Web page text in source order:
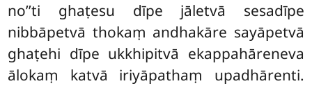
no’’ti ghaṭesu dīpe jāletvā sesadīpe
nibbāpetvā thokaṃ andhakāre sayāpetvā
ghaṭehi dīpe ukkhipitvā ekappahāreneva
ālokaṃ katvā iriyāpathaṃ upadhārenti.